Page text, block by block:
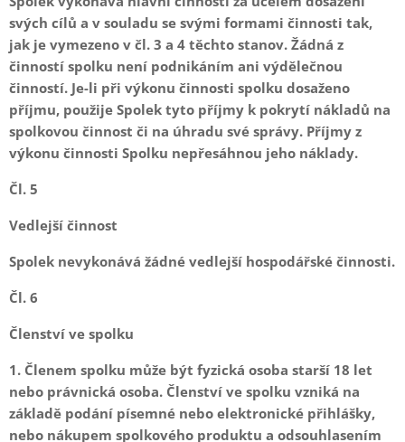
svých cílů a v souladu se svými formami činnosti tak,
jak je vymezeno v čl. 3 a 4 těchto stanov. Žádná z
činností spolku není podnikáním ani výdělečnou
činností. Je-li při výkonu činnosti spolku dosaženo
příjmu, použije Spolek tyto příjmy k pokrytí nákladů na
spolkovou činnost či na úhradu své správy. Příjmy z
výkonu činnosti Spolku nepřesáhnou jeho náklady.
Čl. 5
Vedlejší činnost
Spolek nevykonává žádné vedlejší hospodářské činnosti.
Čl. 6
Členství ve spolku
1. Členem spolku může být fyzická osoba starší 18 let
nebo právnická osoba. Členství ve spolku vzniká na
základě podání písemné nebo elektronické přihlášky,
nebo nákupem spolkového produktu a odsouhlasením